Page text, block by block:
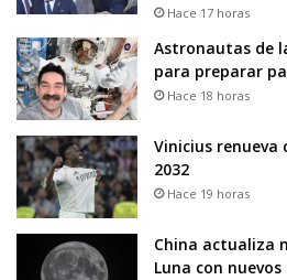
Hace 17 horas
Astronautas de
para preparar
Hace 18 horas
Vinicius renueva
2032
Hace 19 horas
China actualiza
Luna con